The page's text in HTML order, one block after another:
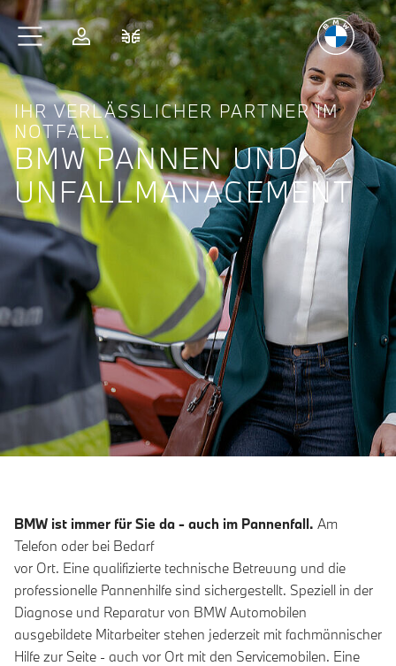
Zum Hauptinhalt springen
AnmeldenFahrzeugvergleich
Freudeam Fahren
IHR VERLÄSSLICHER PARTNER IM
NOTFALL.
BMW PANNEN UND
UNFALL­MANAGE­MENT
BMW ist immer für Sie da - auch im Pannenfall. Am
Telefon oder bei Bedarf
vor Ort. Eine qualifizierte technische Betreuung und die
professionelle Pannenhilfe sind sichergestellt. Speziell in der
Diagnose und Reparatur von BMW Automobilen
ausgebildete Mitarbeiter stehen jederzeit mit fachmännischer
Hilfe zur Seite - auch vor Ort mit den Servicemobilen. Eine